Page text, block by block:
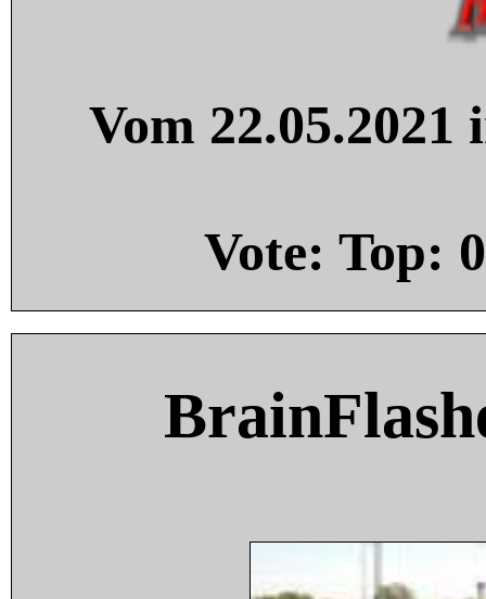
Vom
Vote: Top: 0